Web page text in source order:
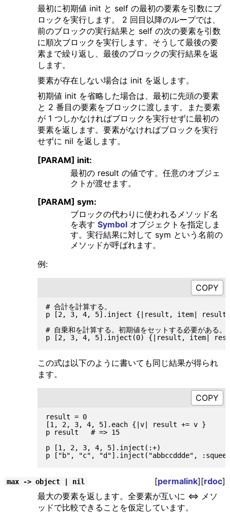
最初に初期値 init と self の最初の要素を引数にブ
ロックを実行します。 2 回目以降のループでは、
前のブロックの実行結果と self の次の要素を引数
に順次ブロックを実行します。そうして最後の要
素まで繰り返し、最後のブロックの実行結果を返
します。
要素が存在しない場合は init を返します。
初期値 init を省略した場合は、最初に先頭の要素
と 2 番目の要素をブロックに渡します。また要素
が 1 つしかなければブロックを実行せずに最初の
要素を返します。要素がなければブロックを実行
せずに nil を返します。
[PARAM] init:
最初の result の値です。任意のオブジェ
クトが渡せます。
[PARAM] sym:
ブロックの代わりに使われるメソッド名
を表す Symbolオブジェクトを指定しま
す。実行結果に対して sym という名前の
メソッドが呼ばれます。
例:
# 合計を計算する。
p [2, 3, 4, 5].inject {|result, item| result
# 自乗和を計算する。初期値をセットする必要がある。
この式は以下のように書いても同じ結果が得られ
ます。
result = 0
[1, 2, 3, 4, 5].each {|v| result += v }
p result   # => 15
p [1, 2, 3, 4, 5].inject(:+)
max -> object | nil [permalink][rdoc]
最大の要素を返します。全要素が互いに <=> メソ
ッドで比較できることを仮定しています。